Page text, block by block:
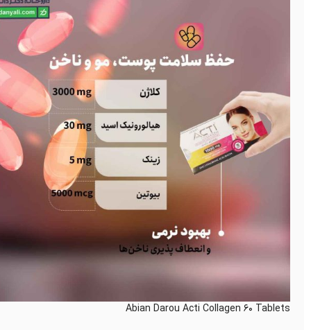
Abian Darou Acti Collagen 60 Tablets